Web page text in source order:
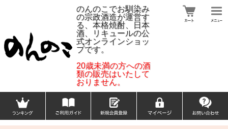
のんのこでお馴染み
の宗政酒造が運営す
る、本格焼酎、日本
酒、リキュールの公
式オンラインショッ
プです。
20歳未満の方への酒
類の販売はいたして
おりません。